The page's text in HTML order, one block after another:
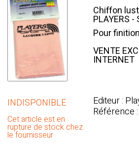
INDISPONIBLE
Cet article est en
rupture de stock chez
le fournisseur
Chiffon
PLAYERS
Pour
VENTE
INTERNET
Editeur :
Référence